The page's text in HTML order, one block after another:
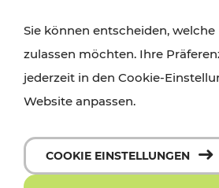
Sie können entscheiden, welche
zulassen möchten. Ihre
jederzeit in den Cookie-
Website anpassen.
COOKIE EINSTELLUNGEN